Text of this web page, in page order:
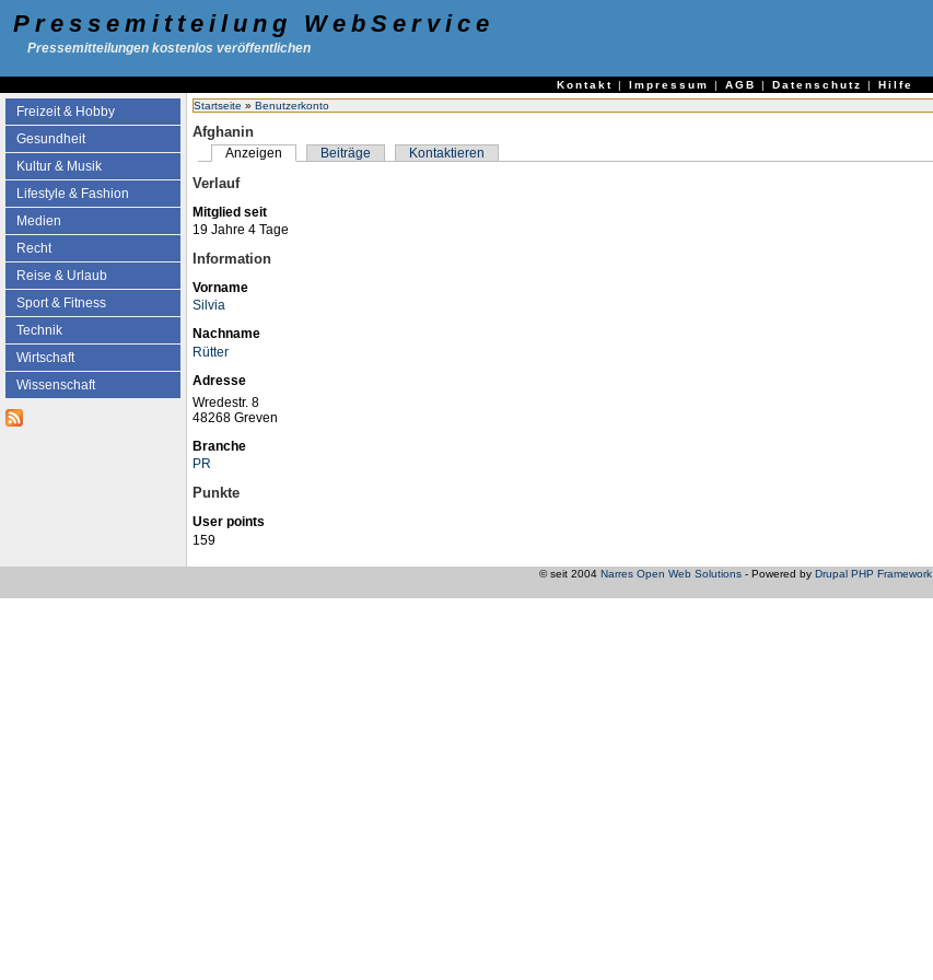
Pressemitteilung WebService
Pressemitteilungen kostenlos veröffentlichen
Kontakt | Impressum | AGB | Datenschutz | Hilfe
Freizeit & Hobby
Gesundheit
Kultur & Musik
Lifestyle & Fashion
Medien
Recht
Reise & Urlaub
Sport & Fitness
Technik
Wirtschaft
Wissenschaft
Startseite » Benutzerkonto
Afghanin
Anzeigen Beiträge Kontaktieren
Verlauf
Mitglied seit
19 Jahre 4 Tage
Information
Vorname
Silvia
Nachname
Rütter
Adresse
Wredestr. 8
48268 Greven
Branche
PR
Punkte
User points
159
© seit 2004 Narres Open Web Solutions- Powered by Drupal PHP Framework